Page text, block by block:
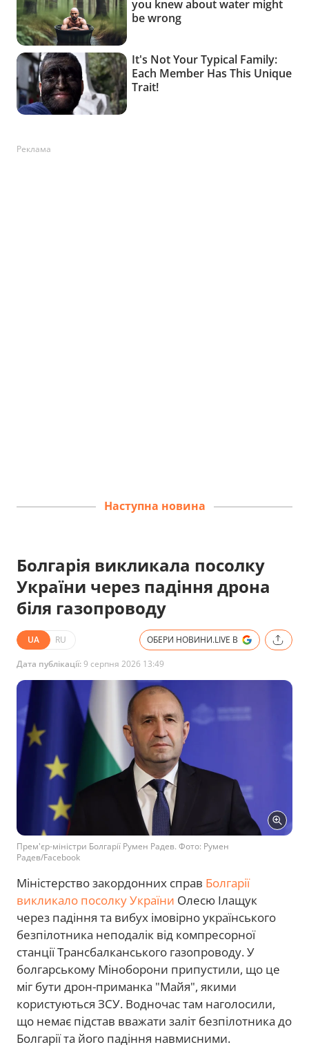
Реклама
Наступна новина
Болгарія викликала посолку
України через падіння дрона
біля газопроводу
UA RU ОБЕРИ НОВИНИ.LIVE В
Дата публікації:9 серпня 2026 13:49
Прем'єр-міністри Болгарії Румен Радев. Фото: Румен
Радев/Facebook
Міністерство закордонних справ Болгарії
викликало посолку України Олесю Ілащук
через падіння та вибух імовірно українського
безпілотника неподалік від компресорної
станції Трансбалканського газопроводу. У
болгарському Міноборони припустили, що це
міг бути дрон-приманка "Майя", якими
користуються ЗСУ. Водночас там наголосили,
що немає підстав вважати заліт безпілотника до
Болгарії та його падіння навмисними.